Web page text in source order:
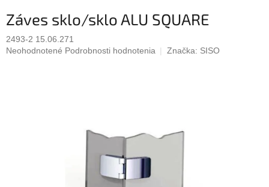
Záves sklo/sklo ALU SQUARE
2493-2 15.06.271
Priemerné
Neohodnotené Podrobnosti hodnotenia Značka: SISO